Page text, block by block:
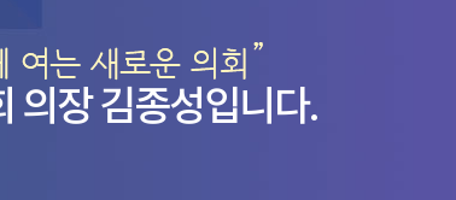
의장 김종성입니다.